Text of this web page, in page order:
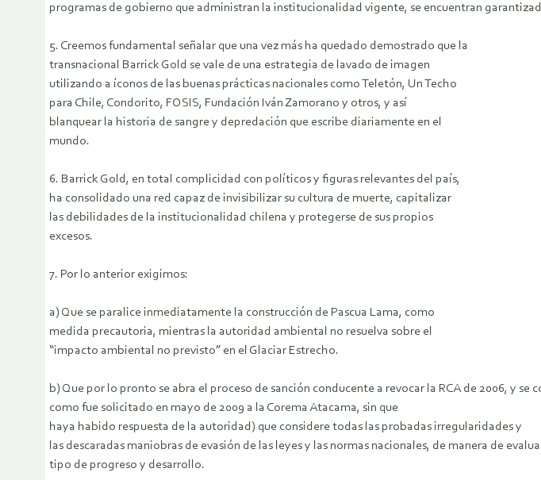
programas de gobierno que administran la institucionalidad vigente, se encuentran
5. Creemos fundamental señalar que una vez más ha quedado demostrado que la
transnacional Barrick Gold se vale de una estrategia de lavado de imagen
utilizando a íconos de las buenas prácticas nacionales como Teletón, Un Techo
para Chile, Condorito, FOSIS, Fundación Iván Zamorano y otros, y así
blanquear la historia de sangre y depredación que escribe diariamente en el
mundo.
6. Barrick Gold, en total complicidad con políticos y figuras relevantes del país,
ha consolidado una red capaz de invisibilizar su cultura de muerte, capitalizar
las debilidades de la institucionalidad chilena y protegerse de sus propios
excesos.
7. Por lo anterior exigimos:
a) Que se paralice inmediatamente la construcción de Pascua Lama, como
medida precautoria, mientras la autoridad ambiental no resuelva sobre el
“impacto ambiental no previsto” en el Glaciar Estrecho.
b) Que por lo pronto se abra el proceso de sanción conducente a revocar la RCA de 2006, y
como fue solicitado en mayo de 2009 a la Corema Atacama, sin que
haya habido respuesta de la autoridad) que considere todas las probadas irregularidades y
las descaradas maniobras de evasión de las leyes y las normas nacionales, de manera de
tipo de progreso y desarrollo.